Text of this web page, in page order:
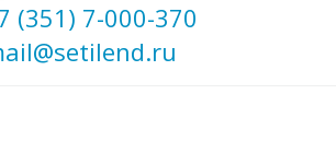
(351) 7-000-370